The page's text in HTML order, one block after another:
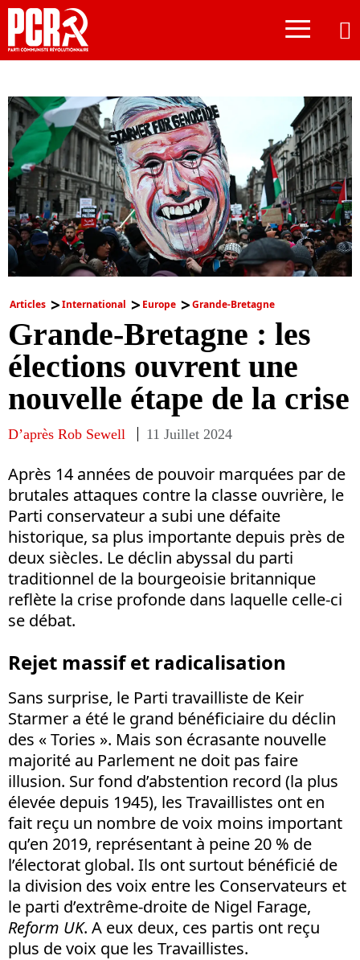
≡
Articles International Europe Grande-Bretagne
Grande-Bretagne : les
élections ouvrent une
nouvelle étape de la crise
D’après Rob Sewell 11 Juillet 2024
Après 14 années de pouvoir marquées par de
brutales attaques contre la classe ouvrière, le
Parti conservateur a subi une défaite
historique, sa plus importante depuis près de
deux siècles. Le déclin abyssal du parti
traditionnel de la bourgeoisie britannique
reflète la crise profonde dans laquelle celle-ci
se débat.
Rejet massif et radicalisation
Sans surprise, le Parti travailliste de Keir
Starmer a été le grand bénéficiaire du déclin
des « Tories ». Mais son écrasante nouvelle
majorité au Parlement ne doit pas faire
illusion. Sur fond d’abstention record (la plus
élevée depuis 1945), les Travaillistes ont en
fait reçu un nombre de voix moins important
qu’en 2019, représentant à peine 20 % de
l’électorat global. Ils ont surtout bénéficié de
la division des voix entre les Conservateurs et
le parti d’extrême-droite de Nigel Farage,
Reform UK. A eux deux, ces partis ont reçu
plus de voix que les Travaillistes.